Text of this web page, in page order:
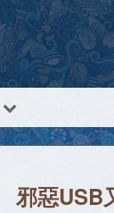
邪惡USB